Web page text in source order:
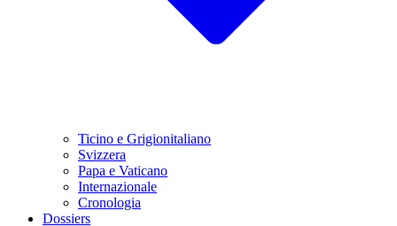
Ticino e Grigionitaliano
Svizzera
Papa e Vaticano
Internazionale
Cronologia
Dossiers